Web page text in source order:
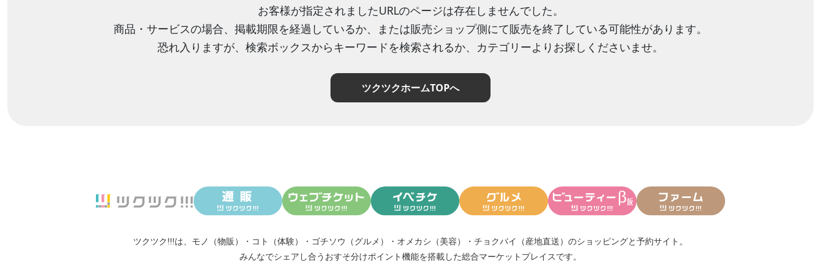
お客様が指定されましたURLのページは存在しませんでした。
商品・サービスの場合、掲載期限を経過しているか、または販売ショップ側にて販売を終了している可能性があります。
恐れ入りますが、検索ボックスからキーワードを検索されるか、カテゴリーよりお探しくださいませ。
ツクツクホームTOPへ
ツクツク!!!は、 モノ（物販） ・ コト（体験） ・ ゴチソウ（グルメ） ・ オメカシ（美容） ・ チョクバイ（産地直送） のショッピングと予約サイト。
みんなでシェアし合う おすそ分けポイント機能を搭載した総合マーケットプレイスです。